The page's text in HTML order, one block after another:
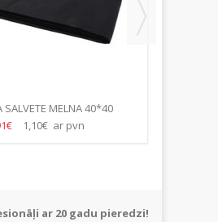
SALVETE MELNA 40*40
1,10€ ar pvn
ar 20 gadu pieredzi!